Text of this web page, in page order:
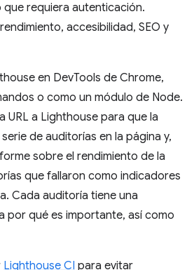
que requiera autenticación.
accesibilidad, SEO y
en DevTools de Chrome,
o como un módulo de Node.
URL a Lighthouse para que la
de auditorías en la página y,
sobre el rendimiento de la
que fallaron como indicadores
Cada auditoría tiene una
por qué es importante, así como
Lighthouse CI para evitar